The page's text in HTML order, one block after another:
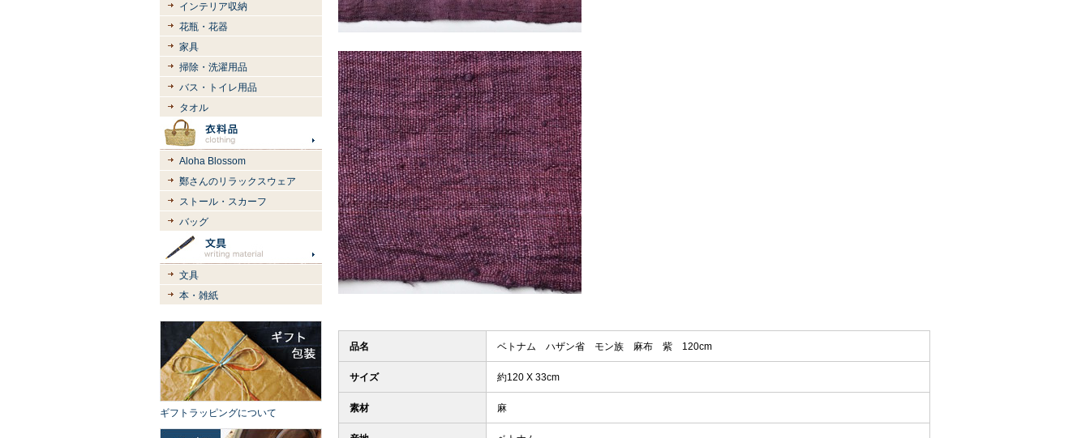
インテリア収納
花瓶・花器
家具
掃除・洗濯用品
バス・トイレ用品
タオル
Aloha Blossom
鄭さんのリラックスウェア
ストール・スカーフ
バッグ
文具
本・雑紙
ギフトラッピングについて
品名 ベトナム ハザン省 モン族 麻布 紫 120cm
サイズ 約120 X 33cm
素材 麻